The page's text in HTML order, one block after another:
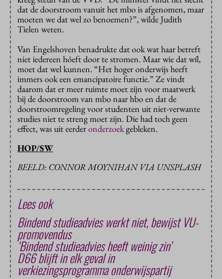
dat de doorstroom vanuit het mbo is afgenomen, maar
moeten we dat wel zo benoemen?”, wilde Judith
Tielen weten.
Van Engelshoven benadrukte dat ook wat haar betreft
niet iedereen hóeft door te stromen. Maar wie dat wíl,
moet dat wel kunnen. “Het hoger onderwijs heeft
immers ook een emancipatoire functie.” Ze vindt
daarom dat er meer ruimte moet zijn voor maatwerk
bij de doorstroom van mbo naar hbo en dat de
doorstroomregeling voor studenten uit niet-verwante
studies niet te streng moet zijn. Die had toch geen
effect, was uit eerderonderzoekgebleken.
HOP/SW
BEELD: CONNOR MOYNIHAN VIA UNSPLASH
Lees ook
Bindend studieadvies werkt niet, bewijst VU-
promovendus
‘Bindend studieadvies heeft weinig zin’
D66 blijft in elk geval in
verkiezingsprogramma onderwijspartij